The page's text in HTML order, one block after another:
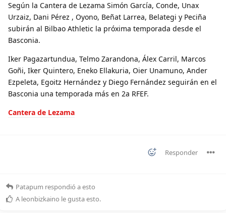
Según la Cantera de Lezama Simón García, Conde, Unax
Urzaiz, Dani Pérez , Oyono, Beñat Larrea, Belategi y Peciña
subirán al Bilbao Athletic la próxima temporada desde el
Basconia.
Iker Pagazartundua, Telmo Zarandona, Álex Carril, Marcos
Goñi, Iker Quintero, Eneko Ellakuria, Oier Unamuno, Ander
Ezpeleta, Egoitz Hernández y Diego Fernández seguirán en el
Basconia una temporada más en 2a RFEF.
Cantera de Lezama
Responder
Patapum respondió a esto
A leonbizkaino le gusta esto.